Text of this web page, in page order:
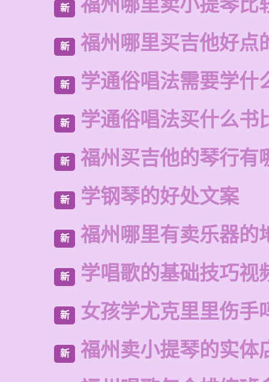
新 福州哪里卖小提琴比
新 福州哪里买吉他好点
新 学通俗唱法需要学什
新 学通俗唱法买什么书
新 福州买吉他的琴行有
新 学钢琴的好处文案
新 福州哪里有卖乐器的
新 学唱歌的基础技巧视
新 女孩学尤克里里伤手
新 福州卖小提琴的实体